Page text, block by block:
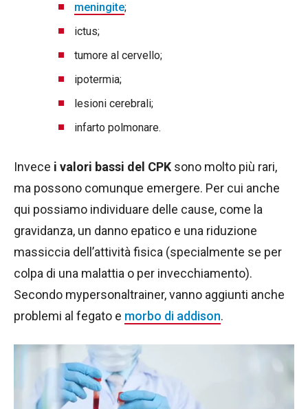
meningite;
ictus;
tumore al cervello;
ipotermia;
lesioni cerebrali;
infarto polmonare.
Invece i valori bassi del CPK sono molto più rari,
ma possono comunque emergere. Per cui anche
qui possiamo individuare delle cause, come la
gravidanza, un danno epatico e una riduzione
massiccia dell’attività fisica (specialmente se per
colpa di una malattia o per invecchiamento).
Secondo mypersonaltrainer, vanno aggiunti anche
problemi al fegato e morbo di addison.